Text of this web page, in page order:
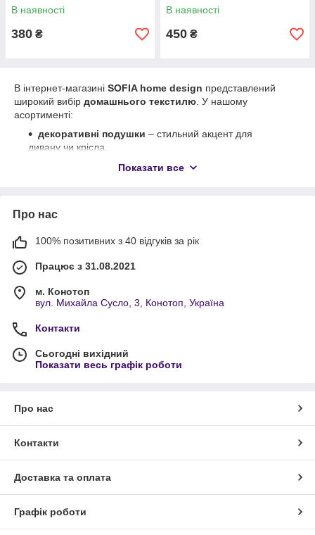
В наявності
380 ₴
В наявності
450 ₴
В інтернет-магазині SOFIA home design представлений
широкий вибір домашнього текстилю . У нашому
асортименті:
декоративні подушки – стильний акцент для
дивану чи крісла,
постільна білизна– з натуральних і змішаних
вітальні,
моделі з візерунком.
Текстиль для домустворює атмосферу затишку та гармонії.
У нас ви можете купити готові вироби або замовити пошиття
за індивідуальними параметрами. Всі товари відрізняються
якістю, довговічністю та стильним дизайном. Доставка по всій
Показати все
Про нас
100% позитивних з 40 відгуків за рік
Працює з 31.08.2021
м. Конотоп
вул. Михайла Сусло, 3, Конотоп, Україна
Контакти
Сьогодні вихідний
Показати весь графік роботи
Про нас
Контакти
Доставка та оплата
Графік роботи